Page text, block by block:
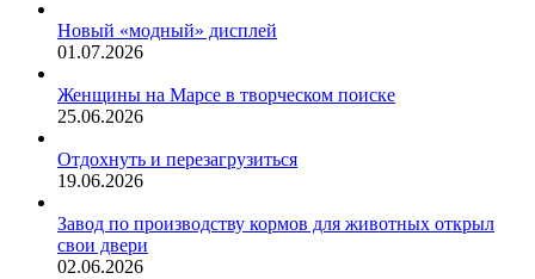
Новый «модный» дисплей
01.07.2026
Женщины на Марсе в творческом поиске
25.06.2026
Отдохнуть и перезагрузиться
19.06.2026
Завод по производству кормов для животных открыл
свои двери
02.06.2026